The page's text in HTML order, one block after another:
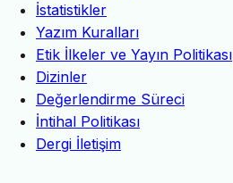
İstatistikler
Yazım Kuralları
Etik İlkeler ve Yayın Politikası
Dizinler
Değerlendirme Süreci
İntihal Politikası
Dergi İletişim